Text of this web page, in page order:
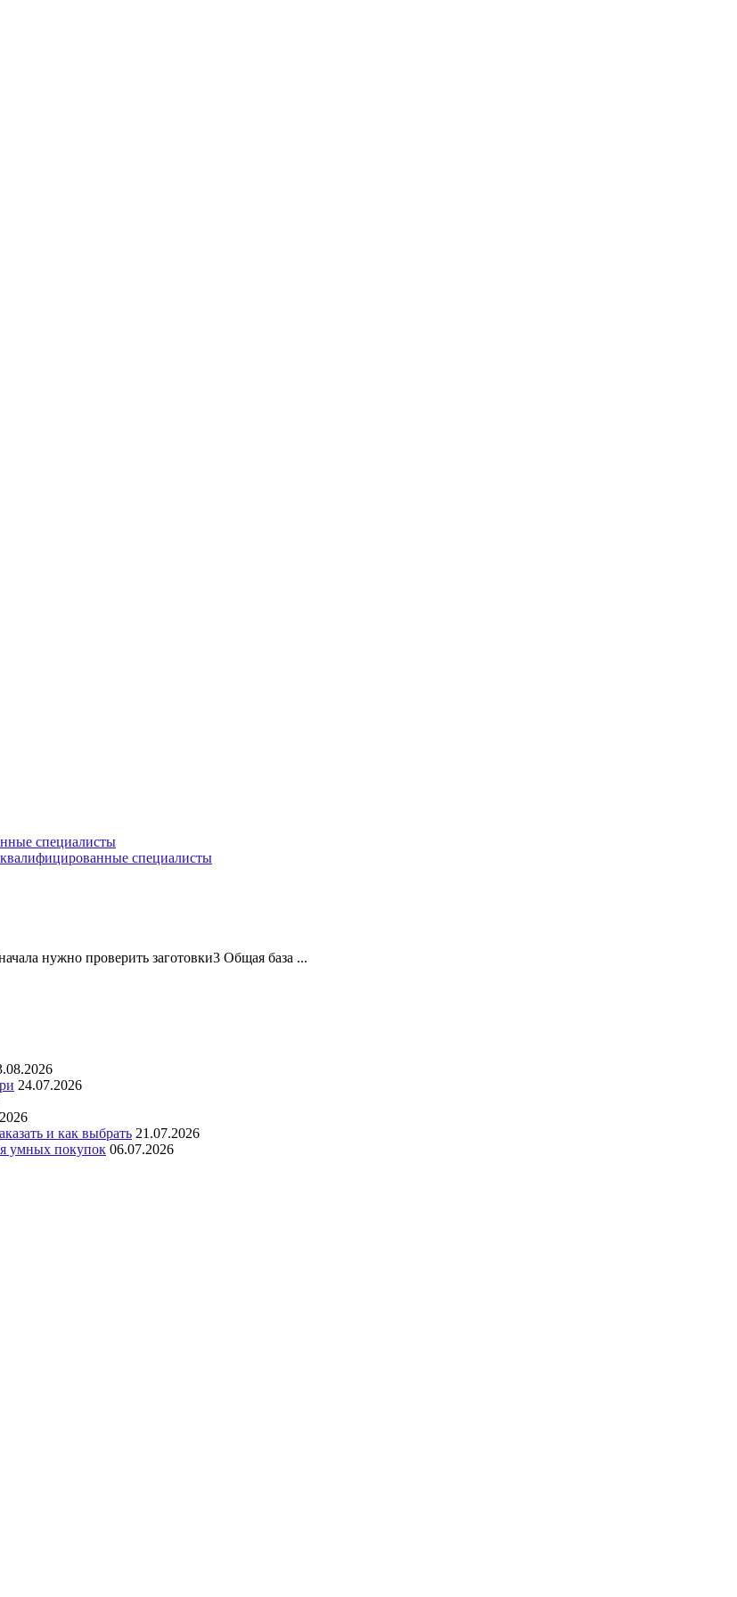
специалисты
специалисты
нужно проверить заготовки3 Общая база ...
24.07.2026
и как выбрать 21.07.2026
умных покупок 06.07.2026